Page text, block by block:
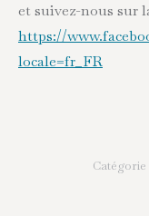
et suivez-nous sur
https://
locale=fr_FR
Catégorie